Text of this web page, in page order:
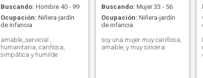
Buscando: Hombre 40 - 99
Ocupación: Niñera-jardín
de infancia
amable,,servicial ,
humanitaria, cariñosa,
simpática y humilde
Buscando: Mujer 33 - 56
Ocupación: Niñera-jardín
de infancia
soy una mujer muy cariñosa,
amable, y muy sincera.